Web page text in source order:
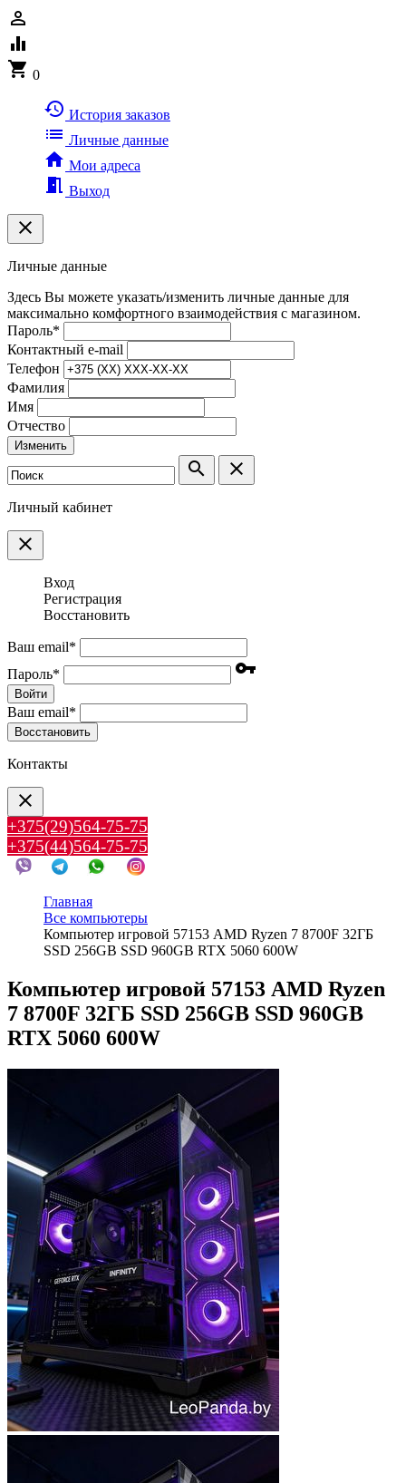
person_outline
equalizer
shopping_cart 0
history История заказов
list Личные данные
home Мои адреса
meeting_room Выход
clear
Личные данные
Здесь Вы можете указать/изменить личные данные для
максимально комфортного взаимодействия с магазином.
Пароль*
Контактный e-mail
Телефон
Фамилия
Имя
Отчество
Изменить
search clear
Личный кабинет
clear
Вход
Регистрация
Восстановить
Ваш email*
Пароль* vpn_key
Войти
Ваш email*
Воcстановить
Контакты
clear
+375(29)564-75-75
+375(44)564-75-75
Главная
Все компьютеры
Компьютер игровой 57153 AMD Ryzen 7 8700F 32ГБ
SSD 256GB SSD 960GB RTX 5060 600W
Компьютер игровой 57153 AMD Ryzen
7 8700F 32ГБ SSD 256GB SSD 960GB
RTX 5060 600W